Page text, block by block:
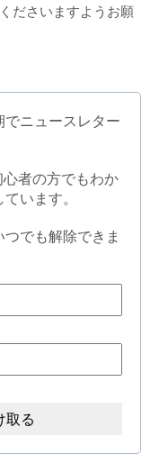
ださいますようお願
ニュースレター
者の方でもわか
います。
でも解除できま